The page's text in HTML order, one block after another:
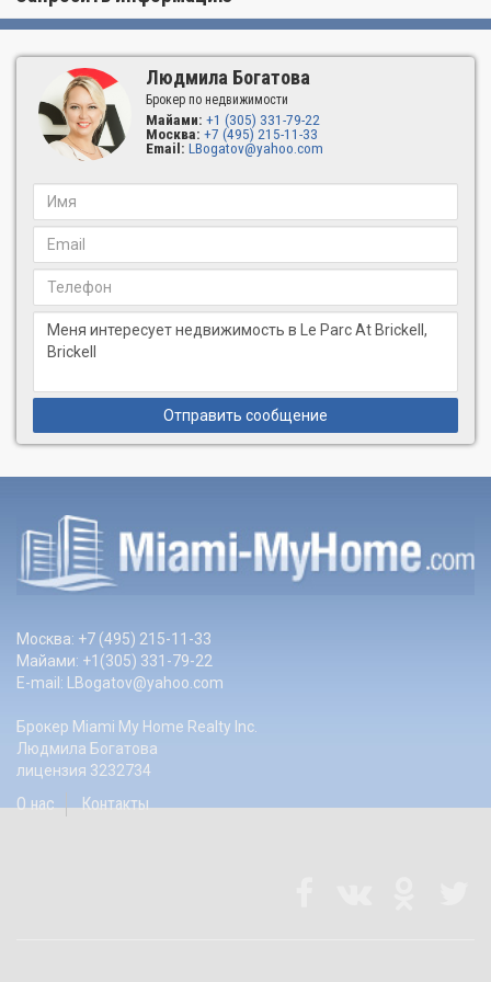
Людмила Богатова
Брокер по недвижимости
Майами: +1 (305) 331-79-22
Москва: +7 (495) 215-11-33
Email: LBogatov@yahoo.com
Отправить сообщение
Москва: +7 (495) 215-11-33
Майами: +1(305) 331-79-22
E-mail: LBogatov@yahoo.com
Брокер Miami My Home Realty Inc.
Людмила Богатова
лицензия 3232734
О нас Контакты